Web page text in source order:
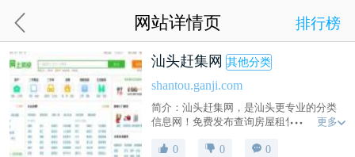
网站详情页 排行榜
汕头赶集网 其他分类
shantou.ganji.com
简介：汕头赶集网，是汕头更专业的分类
信息网！免费发布查询房屋租售、求职招
头实用信息.赶集网-为生活服务
更多
0 0 0